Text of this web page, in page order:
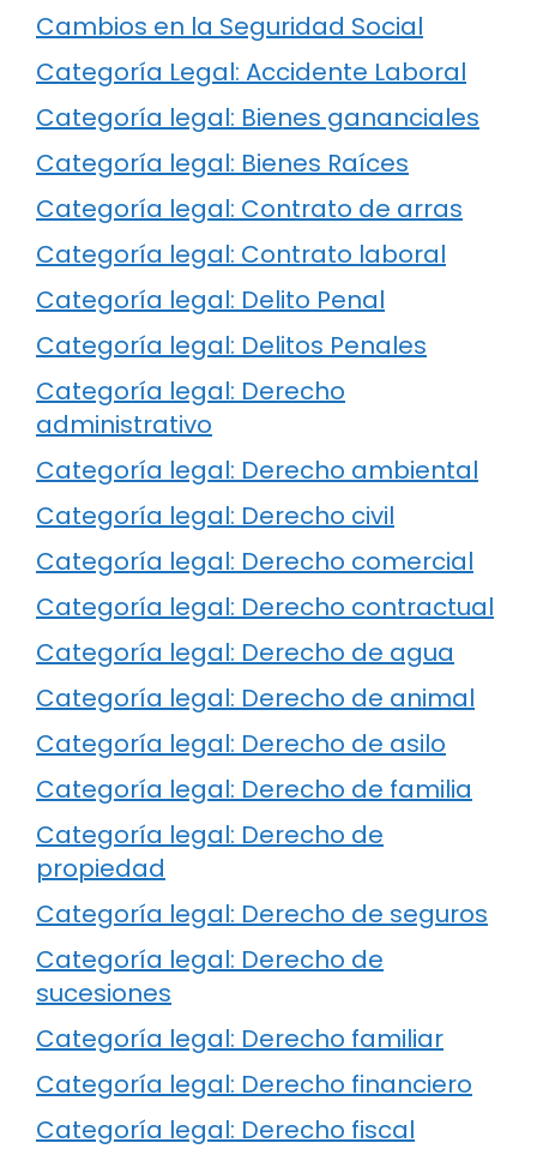
Cambios en la Seguridad Social
Categoría Legal: Accidente Laboral
Categoría legal: Bienes gananciales
Categoría legal: Bienes Raíces
Categoría legal: Contrato de arras
Categoría legal: Contrato laboral
Categoría legal: Delito Penal
Categoría legal: Delitos Penales
Categoría legal: Derecho
administrativo
Categoría legal: Derecho ambiental
Categoría legal: Derecho civil
Categoría legal: Derecho comercial
Categoría legal: Derecho contractual
Categoría legal: Derecho de agua
Categoría legal: Derecho de animal
Categoría legal: Derecho de asilo
Categoría legal: Derecho de familia
Categoría legal: Derecho de
propiedad
Categoría legal: Derecho de seguros
Categoría legal: Derecho de
sucesiones
Categoría legal: Derecho familiar
Categoría legal: Derecho financiero
Categoría legal: Derecho fiscal